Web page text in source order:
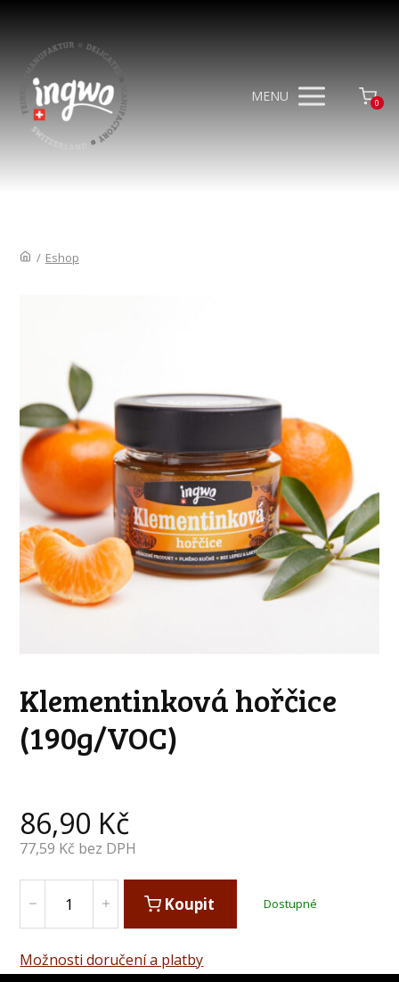
MENU 0
/ Eshop
Klementinková hořčice
(190g/VOC)
86,90 Kč
77,59 Kč bez DPH
Koupit Dostupné
Možnosti doručení a platby